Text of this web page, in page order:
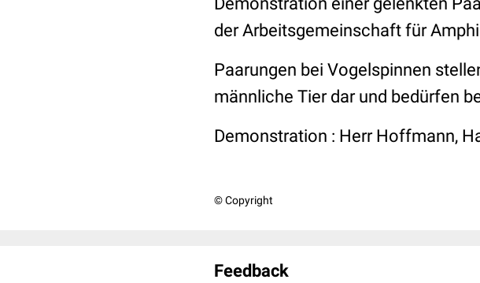
der Arbeitsgemeinschaft für
Paarungen bei Vogelspinnen
männliche Tier dar und bedürfen
Demonstration : Herr Hoffmann,
© Copyright
Feedback